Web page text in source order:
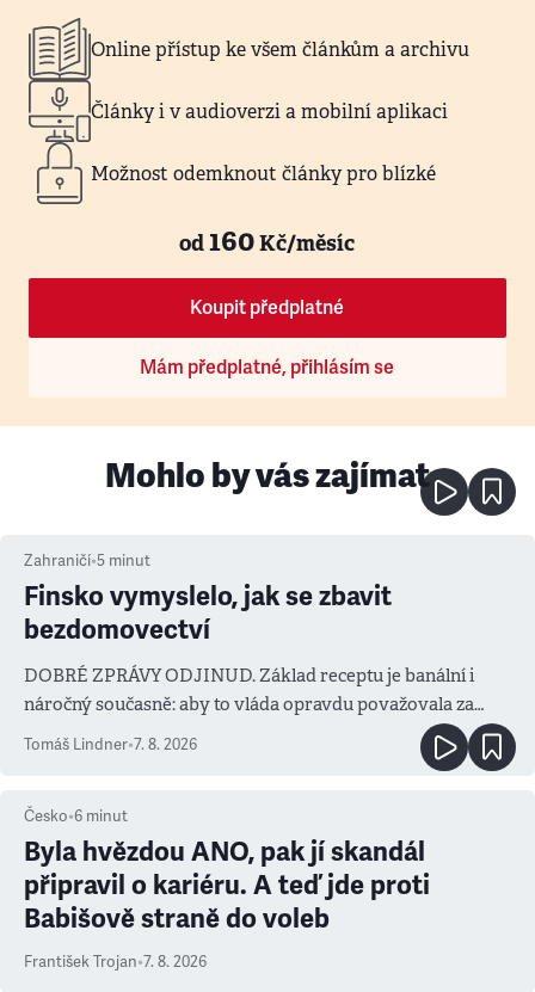
Online přístup ke všem článkům a archivu
Články i v audioverzi a mobilní aplikaci
Možnost odemknout články pro blízké
od160Kč/měsíc
Koupit předplatné
Mám předplatné, přihlásím se
Mohlo by vás zajímat
Zahraničí•5 minut
Finsko vymyslelo, jak se zbavit
bezdomovectví
DOBRÉ ZPRÁVY ODJINUD. Základ receptu je banální i
náročný současně: aby to vláda opravdu považovala za
prioritu
Tomáš Lindner•7. 8. 2026
Česko•6 minut
Byla hvězdou ANO, pak jí skandál
připravil o kariéru. A teď jde proti
Babišově straně do voleb
František Trojan•7. 8. 2026